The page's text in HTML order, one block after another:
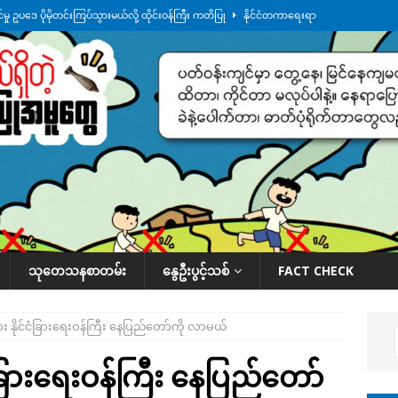
ဥပဒေ ပိုမိုတင်းကြပ်သွားမယ်လို့ ထိုင်းဝန်ကြီး ကတိပြု နိုင်ငံတကာရေးရာ
ပြုအနီးတဝိုက် ရေအနည်းငယ် ပြန်ကျ၊ ငါးသိုင်းချောင်းမြို့ပေါ် ရေတက်
ထူးကဲဒီရေ အ​မြင့် ၂၁ ပေကျော်အထိ တက်မယ်လို့ သတိပေး ဒေသအလိုက်
လာတဲ့ ဦးမင်အောင်လှိုင်ကို ထိုင်းလွှတ်တော်အမတ် အော်ဟစ်ဆန္ဒပြ
ငံတော်အဆင့် အစီအမံနဲ့ ဆောင်ရွက်နေပါတယ် ဆောင်းပါး
သုတေသနစာတမ်း နွေဦးပွင့်သစ် FACT CHECK
နိုင်ငံခြားရေးဝန်ကြီး နေပြည်တော်ကို လာမယ်
းရေးဝန်ကြီး နေပြည်တော်